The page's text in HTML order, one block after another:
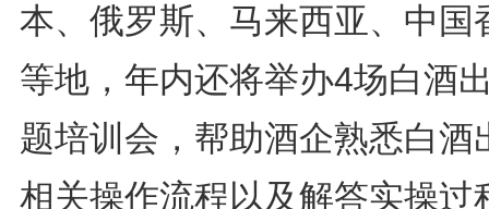
本、俄罗斯、马来西亚、中国
等地，年内还将举办4场白酒
题培训会，帮助酒企熟悉白酒
相关操作流程以及解答实操过